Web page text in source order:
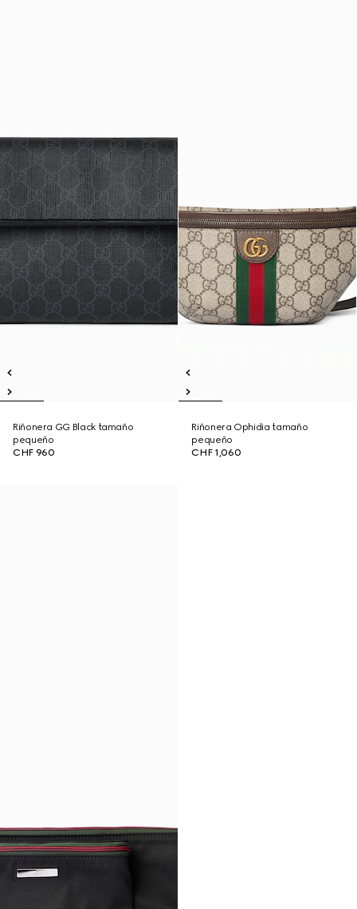
Riñonera GG Black tamaño
pequeño
CHF 960
Riñonera Ophidia tamaño
pequeño
CHF 1,060